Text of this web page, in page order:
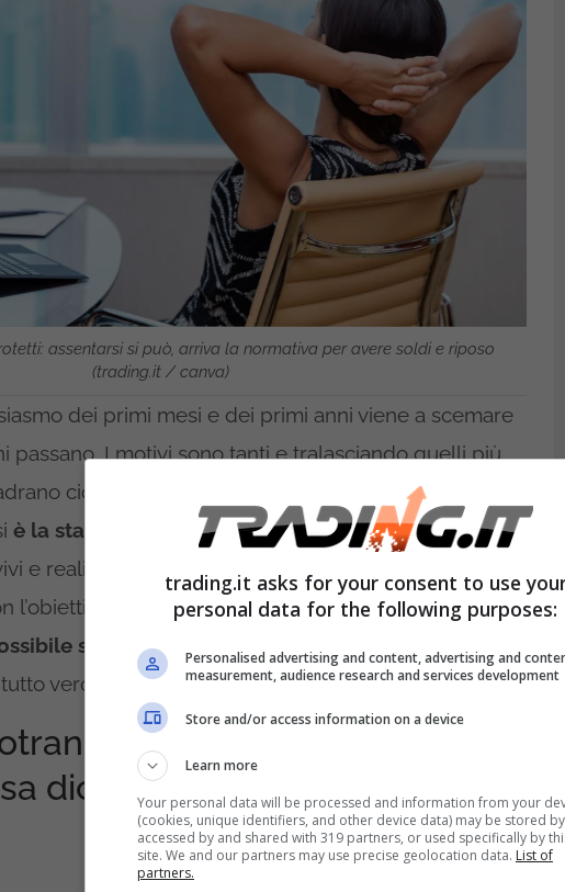
assentarsi si può, arriva la normativa per avere soldi e riposo
(trading.it / canva)
dei primi mesi e dei primi anni viene a scemare
passano. I motivi sono tanti e tralasciando quelli più
cioè situazioni di sfruttamento o simili, nella
è la stanchezza a farsi avantie a trasformare ciò che
e realizzati in un’attività di routine da compiere solo
l’obiettivo di arrivare sani e salvi a fine settimana.
stare a casa e riposarsi
pur continuando a
vero.
assentarsi senza
dice la circolare 579
trading.it asks for your consent to use
personal data for the following purposes:
Personalised advertising and content, advertising and
measurement, audience research and services development
Store and/or access information on a device
Learn more
Your personal data will be processed and information from your
(cookies, unique identifiers, and other device data) may be stored
accessed by and shared with 319 partners, or used specifically by
site. We and our partners may use precise geolocation data. List of
partners.